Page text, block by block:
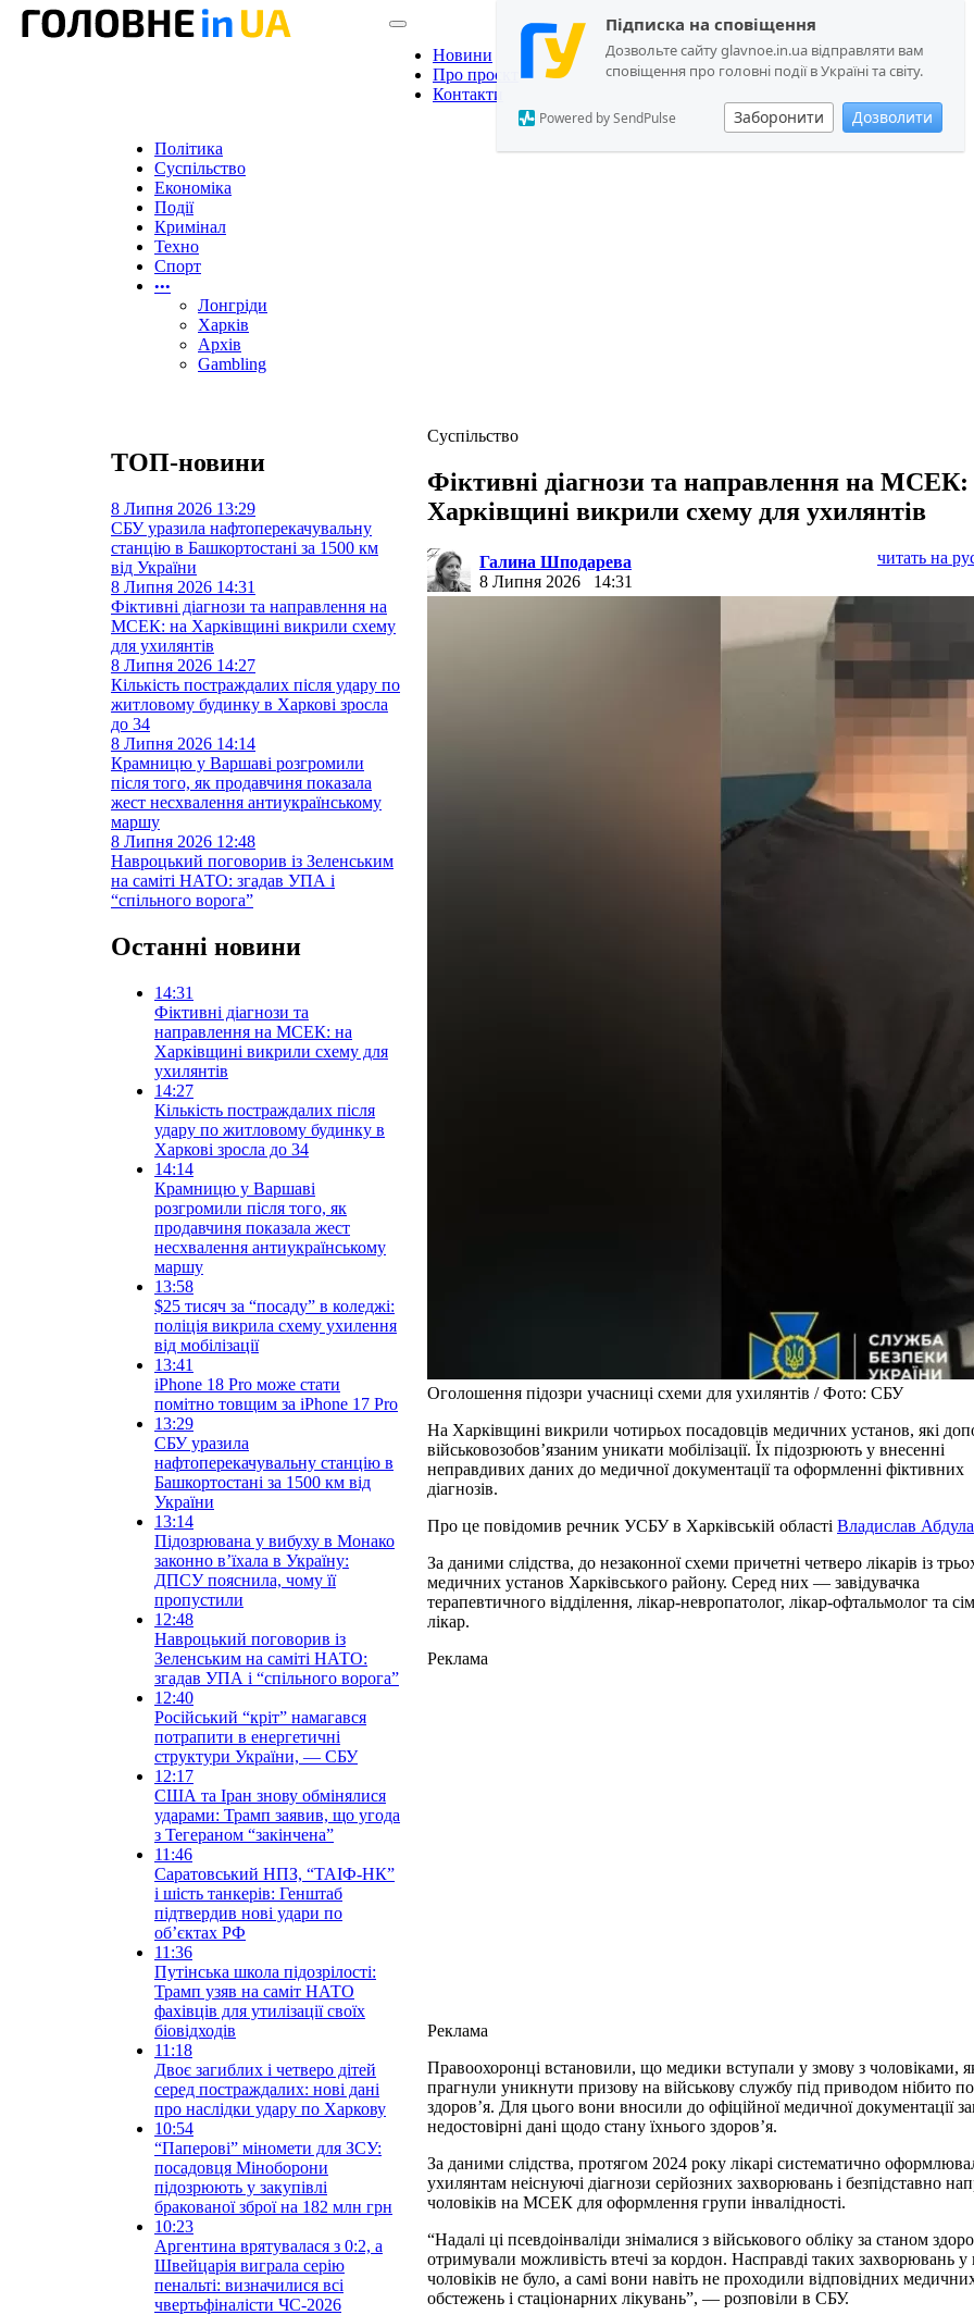
Підписка на сповіщення
Дозвольте сайту glavnoe.in.ua відправляти вам
сповіщення про головні події в Україні та світу.
Заборонити Дозволити
Powered by SendPulse
Новини
Про проєкт
Контакти
Політика
Суспільство
Економіка
Події
Кримінал
Техно
Спорт
•••
Лонгріди
Харків
Архів
Gambling
Суспільство
Фіктивні діагнози та направлення на МСЕК:
Харківщині викрили схему для ухилянтів
Галина Шподарева
8 Липня 2026
14:31
читать на
Оголошення підозри учасниці схеми для ухилянтів / Фото: СБУ
На Харківщині викрили чотирьох посадовців медичних установ, які
військовозобов’язаним уникати мобілізації. Їх підозрюють у внесенні
неправдивих даних до медичної документації та оформленні фіктивних
діагнозів.
Про це повідомив речник УСБУ в Харківській області Владислав Абдула
За даними слідства, до незаконної схеми причетні четверо лікарів із
медичних установ Харківського району. Серед них — завідувачка
терапевтичного відділення, лікар-невропатолог, лікар-офтальмолог та
лікар.
Реклама
Реклама
Правоохоронці встановили, що медики вступали у змову з чоловіками,
прагнули уникнути призову на військову службу під приводом нібито
здоров’я. Для цього вони вносили до офіційної медичної документації
недостовірні дані щодо стану їхнього здоров’я.
За даними слідства, протягом 2024 року лікарі систематично
ухилянтам неіснуючі діагнози серйозних захворювань і безпідставно
чоловіків на МСЕК для оформлення групи інвалідності.
“Надалі ці псевдоінваліди знімалися з військового обліку за станом
отримували можливість втечі за кордон. Насправді таких захворювань у
чоловіків не було, а самі вони навіть не проходили відповідних
обстежень і стаціонарних лікувань”, — розповіли в СБУ.
ТОП-новини
8 Липня 2026 13:29
СБУ уразила нафтоперекачувальну
станцію в Башкортостані за 1500 км
від України
8 Липня 2026 14:31
Фіктивні діагнози та направлення на
МСЕК: на Харківщині викрили схему
для ухилянтів
8 Липня 2026 14:27
Кількість постраждалих після удару по
житловому будинку в Харкові зросла
до 34
8 Липня 2026 14:14
Крамницю у Варшаві розгромили
після того, як продавчиня показала
жест несхвалення антиукраїнському
маршу
8 Липня 2026 12:48
Навроцький поговорив із Зеленським
на саміті НАТО: згадав УПА і
“спільного ворога”
Останні новини
14:31
Фіктивні діагнози та
направлення на МСЕК: на
Харківщині викрили схему для
ухилянтів
14:27
Кількість постраждалих після
удару по житловому будинку в
Харкові зросла до 34
14:14
Крамницю у Варшаві
розгромили після того, як
продавчиня показала жест
несхвалення антиукраїнському
маршу
13:58
$25 тисяч за “посаду” в коледжі:
поліція викрила схему ухилення
від мобілізації
13:41
iPhone 18 Pro може стати
помітно товщим за iPhone 17 Pro
13:29
СБУ уразила
нафтоперекачувальну станцію в
Башкортостані за 1500 км від
України
13:14
Підозрювана у вибуху в Монако
законно вʼїхала в Україну:
ДПСУ пояснила, чому її
пропустили
12:48
Навроцький поговорив із
Зеленським на саміті НАТО:
згадав УПА і “спільного ворога”
12:40
Російський “кріт” намагався
потрапити в енергетичні
структури України, — СБУ
12:17
США та Іран знову обмінялися
ударами: Трамп заявив, що угода
з Тегераном “закінчена”
11:46
Саратовський НПЗ, “ТАІФ-НК”
і шість танкерів: Генштаб
підтвердив нові удари по
обʼєктах РФ
11:36
Путінська школа підозрілості:
Трамп узяв на саміт НАТО
фахівців для утилізації своїх
біовідходів
11:18
Двоє загиблих і четверо дітей
серед постраждалих: нові дані
про наслідки удару по Харкову
10:54
“Паперові” міномети для ЗСУ:
посадовця Міноборони
підозрюють у закупівлі
бракованої зброї на 182 млн грн
10:23
Аргентина врятувалася з 0:2, а
Швейцарія виграла серію
пенальті: визначилися всі
чвертьфіналісти ЧС-2026